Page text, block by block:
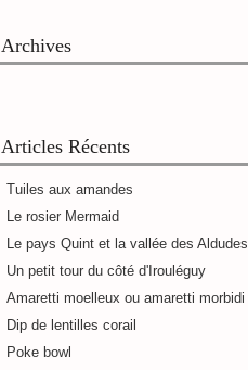
Archives
Articles Récents
Tuiles aux amandes
Le rosier Mermaid
Le pays Quint et la vallée des Aldudes
Un petit tour du côté d'Irouléguy
Amaretti moelleux ou amaretti morbidi
Dip de lentilles corail
Poke bowl